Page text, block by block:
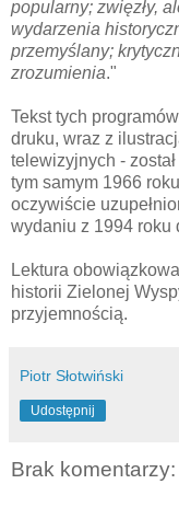
popularny; zwięzły,
wydarzenia
przemyślany;
zrozumienia."
Tekst tych
druku, wraz z
telewizyjnych -
tym samym 1966
oczywiście
wydaniu z 1994 roku
Lektura
historii Zielonej
przyjemnością.
Piotr Słotwiński
Udostępnij
Brak komentarzy: